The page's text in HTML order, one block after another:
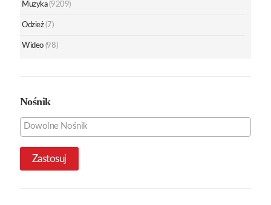
Muzyka (9209)
Odzież (7)
Wideo (98)
Nośnik
Zastosuj